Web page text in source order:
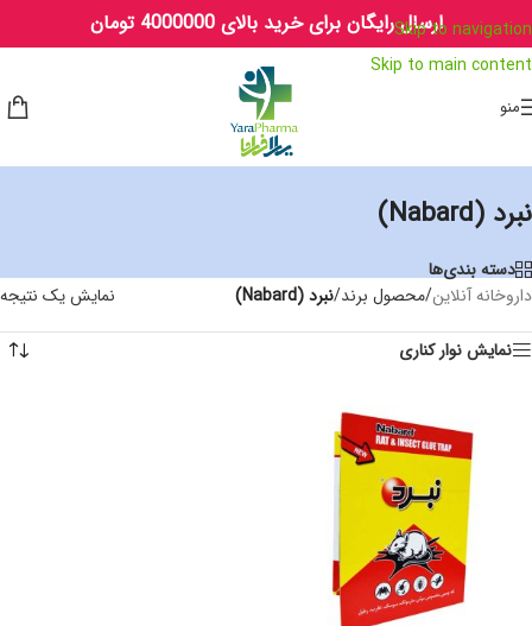
Skip to navigation
Skip to main content
ارسال رایگان برای خرید بالای 4000000 تومان
منو
نبرد (Nabard)
دسته بندی‌ها
داروخانه آنلاین/محصول برند/نبرد (Nabard) نمایش یک نتیجه
نمایش نوار کناری